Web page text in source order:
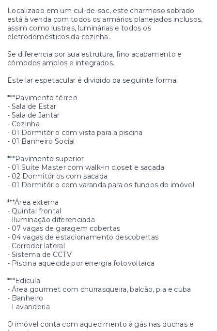
Localizado em um cul-de-sac, este charmoso sobrado
está à venda com todos os armários planejados inclusos,
assim como lustres, luminárias e todos os
eletrodomésticos da cozinha.
Se diferencia por sua estrutura, fino acabamento e
cômodos amplos e integrados.
Este lar espetacular é dividido da seguinte forma:
***Pavimento térreo
- Sala de Estar
- Sala de Jantar
- Cozinha
- 01 Dormitório com vista para a piscina
- 01 Banheiro Social
***Pavimento superior
- 01 Suíte Master com walk-in closet e sacada
- 02 Dormitórios com sacada
- 01 Dormitório com varanda para os fundos do imóvel
***Área externa
- Quintal frontal
- Iluminação diferenciada
- 07 vagas de garagem cobertas
- 04 vagas de estacionamento descobertas
- Corredor lateral
- Sistema de CCTV
- Piscina aquecida por energia fotovoltaica
***Edícula
- Área gourmet com churrasqueira, balcão, pia e cuba
- Banheiro
- Lavanderia
O imóvel conta com aquecimento à gás nas duchas e